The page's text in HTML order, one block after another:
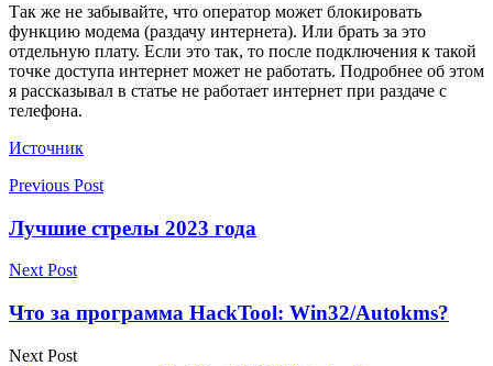
Так же не забывайте, что оператор может блокировать
функцию модема (раздачу интернета). Или брать за это
отдельную плату. Если это так, то после подключения к такой
точке доступа интернет может не работать. Подробнее об этом
я рассказывал в статье не работает интернет при раздаче с
телефона.
Источник
Previous Post
Лучшие стрелы 2023 года
Next Post
Что за программа HackTool: Win32/Autokms?
Next Post